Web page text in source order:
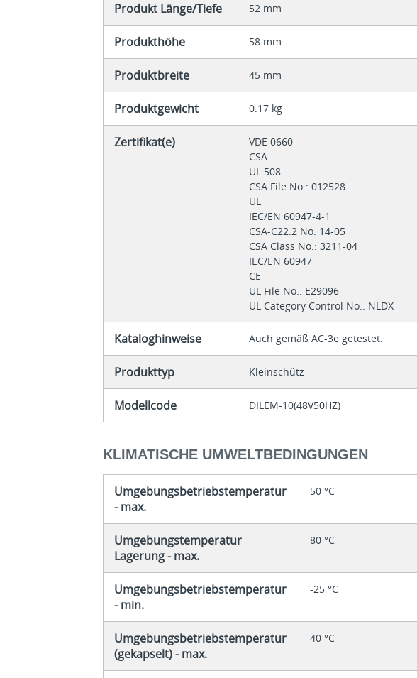
Produkt Länge/Tiefe 52 mm
Produkthöhe 58 mm
Produktbreite 45 mm
Produktgewicht 0.17 kg
Zertifikat(e)
VDE 0660
CSA
UL 508
CSA File No.: 012528
UL
IEC/EN 60947-4-1
CSA-C22.2 No. 14-05
CSA Class No.: 3211-04
IEC/EN 60947
CE
UL File No.: E29096
UL Category Control No.: NLDX
Kataloghinweise Auch gemäß AC-3e getestet.
Produkttyp Kleinschütz
Modellcode DILEM-10(48V50HZ)
KLIMATISCHE UMWELTBEDINGUNGEN
Umgebungsbetriebstemperatur
- max.
50 °C
Umgebungstemperatur
Lagerung - max.
80 °C
Umgebungsbetriebstemperatur
- min.
-25 °C
Umgebungsbetriebstemperatur
(gekapselt) - max.
40 °C